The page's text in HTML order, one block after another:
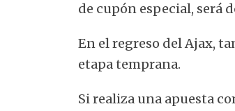
de cupón especial, será
En el regreso del Ajax,
etapa temprana.
Si realiza una apuesta